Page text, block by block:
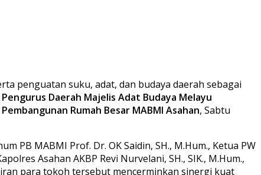
penguatan suku, adat, dan budaya daerah sebagai
Daerah Majelis Adat Budaya Melayu
Rumah Besar MABMI Asahan, Sabtu
PB MABMI Prof. Dr. OK Saidin, SH., M.Hum., Ketua PW
Asahan AKBP Revi Nurvelani, SH., SIK., M.Hum.,
para tokoh tersebut mencerminkan sinergi kuat